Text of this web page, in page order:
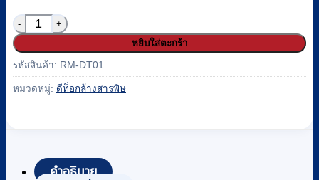
จำนวน ชุดสวนล้างดีท๊อกซ์ผ่านการฆ่าเชื้อ Detox รหัส
หยิบใส่ตะกร้า
รหัสสินค้า: RM-DT01
หมวดหมู่: ดีท็อกล้างสารพิษ
คำอธิบาย